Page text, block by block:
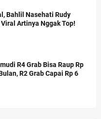
Bahlil Nasehati Rudy
Artinya Nggak Top!
R4 Grab Bisa Raup Rp
R2 Grab Capai Rp 6